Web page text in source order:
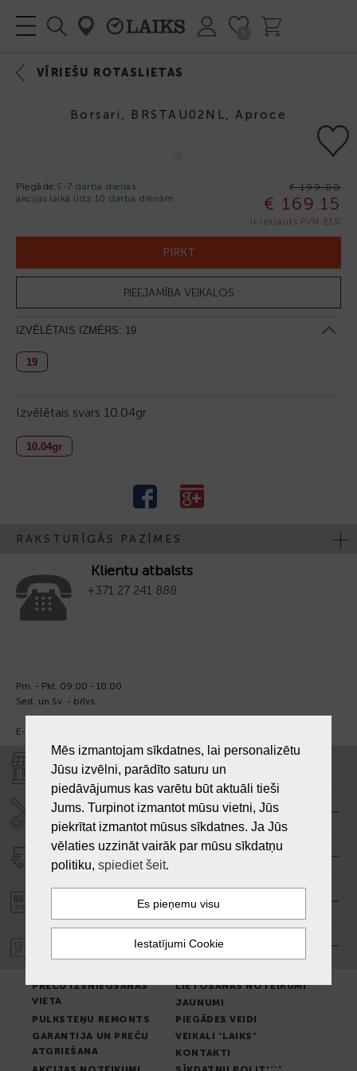
VĪRIEŠU ROTASLIETAS
Borsari, BRSTAU02NL, Aproce
Piegāde:5-7 darba dienās,
akcijas laikā līdz 10 darba dienām
€ 199.00
€ 169.15
ir iekļauts PVN 21%
PIRKT
PIEEJAMĪBA VEIKALOS
IZVĒLĒTAIS IZMĒRS: 19
19
Izvēlētais svars 10.04gr
10.04gr
RAKSTURĪGĀS PAZĪMES
Klientu atbalsts
+371 27 241 888
Pm. - Pkt. 09:00 - 18:00
Sest. un Sv. - brīvs.
E-pasts:
VEIKALI "LAIKS"
SERVISA CENTRS "LAIKS"
PIEGĀDE
PASŪTĪJUMA APMAKSA
GARANTIJA
PREČU IZSNIEGŠANAS
VIETA
LIETOŠANAS NOTEIKUMI
JAUNUMI
PULKSTEŅU REMONTS
PIEGĀDES VEIDI
GARANTIJA UN PREČU
ATGRIEŠANA
VEIKALI "LAIKS"
KONTAKTI
Mēs izmantojam sīkdatnes, lai personalizētu
Jūsu izvēlni, parādīto saturu un
piedāvājumus kas varētu būt aktuāli tieši
Jums. Turpinot izmantot mūsu vietni, Jūs
piekrītat izmantot mūsus sīkdatnes. Ja Jūs
vēlaties uzzināt vairāk par mūsu sīkdatņu
politiku, spiediet šeit.